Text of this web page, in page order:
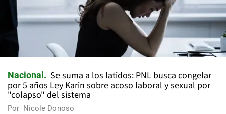
Nacional
Se suma a los latidos: PNL busca congelar
por 5 años Ley Karin sobre acoso laboral y sexual por
"colapso" del sistema
Por Nicole Donoso